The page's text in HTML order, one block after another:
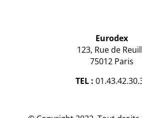
Eurodex
123, Rue de
75012 Paris
TEL :